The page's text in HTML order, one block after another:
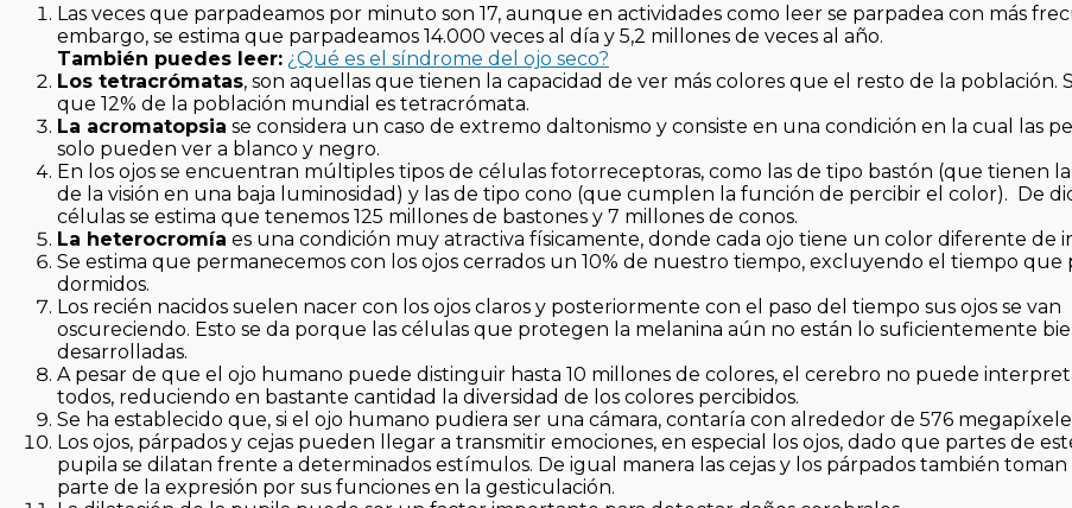
Las veces que parpadeamos por minuto son 17, aunque en actividades como leer se parpadea con más
embargo, se estima que parpadeamos 14.000 veces al día y 5,2 millones de veces al año.
También puedes leer: ¿Qué es el síndrome del ojo seco?
Los tetracrómatas, son aquellas que tienen la capacidad de ver más colores que el resto de la población.
que 12% de la población mundial es tetracrómata.
La acromatopsia se considera un caso de extremo daltonismo y consiste en una condición en la cual las
solo pueden ver a blanco y negro.
En los ojos se encuentran múltiples tipos de células fotorreceptoras, como las de tipo bastón (que tienen
de la visión en una baja luminosidad) y las de tipo cono (que cumplen la función de percibir el color). De
células se estima que tenemos 125 millones de bastones y 7 millones de conos.
La heterocromía es una condición muy atractiva físicamente, donde cada ojo tiene un color diferente de
Se estima que permanecemos con los ojos cerrados un 10% de nuestro tiempo, excluyendo el tiempo que
dormidos.
Los recién nacidos suelen nacer con los ojos claros y posteriormente con el paso del tiempo sus ojos se van
oscureciendo. Esto se da porque las células que protegen la melanina aún no están lo suficientemente
desarrolladas.
A pesar de que el ojo humano puede distinguir hasta 10 millones de colores, el cerebro no puede
todos, reduciendo en bastante cantidad la diversidad de los colores percibidos.
Se ha establecido que, si el ojo humano pudiera ser una cámara, contaría con alrededor de 576
Los ojos, párpados y cejas pueden llegar a transmitir emociones, en especial los ojos, dado que partes de
pupila se dilatan frente a determinados estímulos. De igual manera las cejas y los párpados también toman
parte de la expresión por sus funciones en la gesticulación.